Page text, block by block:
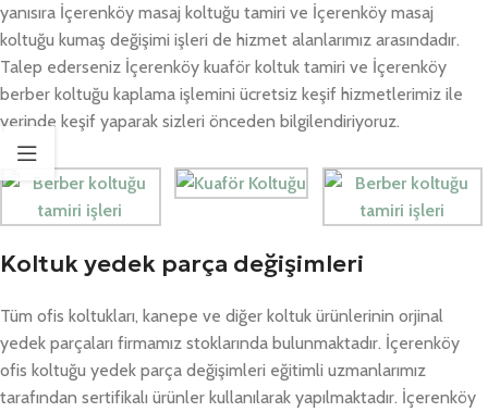
yanısıra İçerenköy masaj koltuğu tamiri ve İçerenköy masaj
koltuğu kumaş değişimi işleri de hizmet alanlarımız arasındadır.
Talep ederseniz İçerenköy kuaför koltuk tamiri ve İçerenköy
berber koltuğu kaplama işlemini ücretsiz keşif hizmetlerimiz ile
yerinde keşif yaparak sizleri önceden bilgilendiriyoruz.
Koltuk yedek parça değişimleri
Tüm ofis koltukları, kanepe ve diğer koltuk ürünlerinin orjinal
yedek parçaları firmamız stoklarında bulunmaktadır. İçerenköy
ofis koltuğu yedek parça değişimleri eğitimli uzmanlarımız
tarafından sertifikalı ürünler kullanılarak yapılmaktadır. İçerenköy